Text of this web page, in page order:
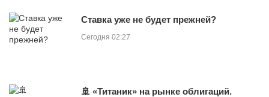
Ставка уже не будет прежней?
Сегодня 02:27
🚢 «Титаник» на рынке облигаций.